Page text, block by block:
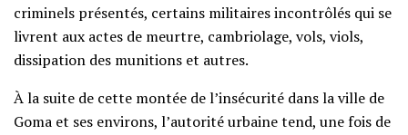
criminels présentés, certains militaires incontrôlés qui se
livrent aux actes de meurtre, cambriolage, vols, viols,
dissipation des munitions et autres.
À la suite de cette montée de l’insécurité dans la ville de
Goma et ses environs, l’autorité urbaine tend, une fois de